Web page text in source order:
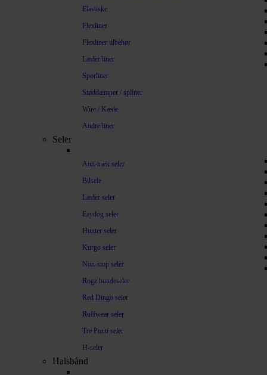
Elastiske
Flexliner
Flexliner tilbehør
Læder liner
Sporliner
Støddæmper / splitter
Wire / Kæde
Andre liner
Seler
Anti-træk seler
Bilsele
Læder seler
Ezydog seler
Hunter seler
Kurgo seler
Non-stop seler
Rogz hundeseler
Red Dingo seler
Ruffwear seler
Tre Ponti seler
H-seler
Halsbånd